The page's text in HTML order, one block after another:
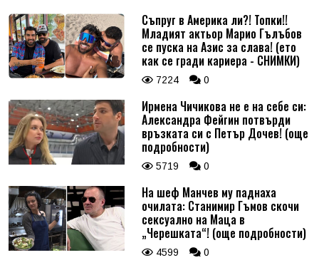
Съпруг в Америка ли?! Топки!!
Младият актьор Марио Гълъбов
се пуска на Азис за слава! (ето
как се гради кариера - СНИМКИ)
7224 0
Ирмена Чичикова не е на себе си:
Александра Фейгин потвърди
връзката си с Петър Дочев! (още
подробности)
5719 0
На шеф Манчев му паднаха
очилата: Станимир Гъмов скочи
сексуално на Маца в
„Черешката“! (още подробности)
4599 0